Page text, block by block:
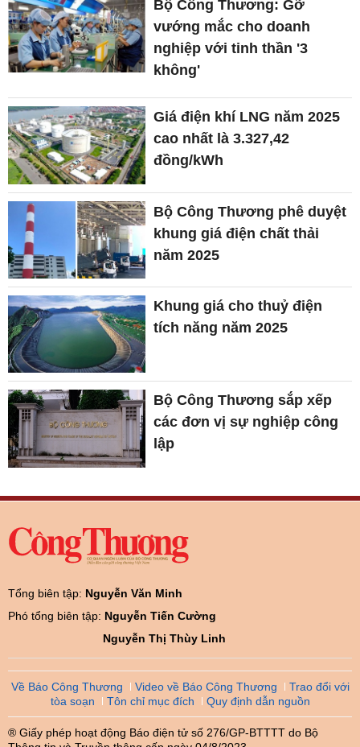
Bộ Công Thương: Gỡ
vướng mắc cho doanh
nghiệp với tinh thần '3
không'
Giá điện khí LNG năm 2025
cao nhất là 3.327,42
đồng/kWh
Bộ Công Thương phê duyệt
khung giá điện chất thải
năm 2025
Khung giá cho thuỷ điện
tích năng năm 2025
Bộ Công Thương sắp xếp
các đơn vị sự nghiệp công
lập
Tổng biên tập: Nguyễn Văn Minh
Phó tổng biên tập: Nguyễn Tiến Cường
Nguyễn Thị Thùy Linh
Về Báo Công Thương Video về Báo Công Thương
Trao đổi với
tòa soạn
Tôn chỉ mục đích Quy định dẫn nguồn
® Giấy phép hoạt động Báo điện tử số 276/GP-BTTTT do Bộ